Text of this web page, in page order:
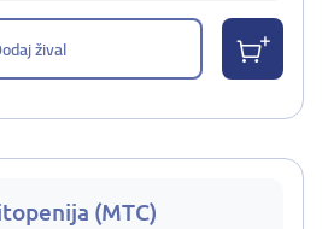
žival
(MTC)